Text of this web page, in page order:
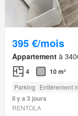
395 €/mois
Appartement à
4 10 m²
Parking Entièrement
Il y a 3 jours
RENTOLA